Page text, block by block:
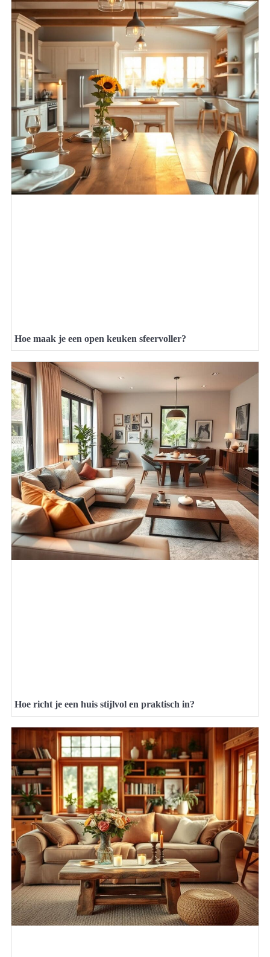
Hoe maak je een open keuken sfeervoller?
Hoe richt je een huis stijlvol en praktisch in?